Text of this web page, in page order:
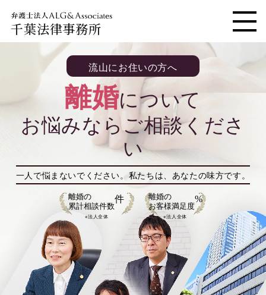
千葉法律事務所 メニ
流山にお住いの方へ
離婚について
お悩みならご相談くださ
い
一人で悩まないでください。 私たちは、あなたの味方です。
離婚の
累計相談件数
件
※法人全体
離婚の
お客様満足度
%
※法人全体